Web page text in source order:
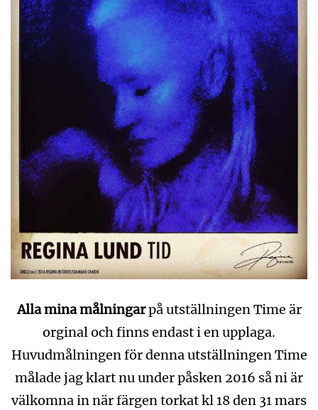
Alla mina målningarpå utställningen Time är
orginal och finns endast i en upplaga.
Huvudmålningen för denna utställningen Time
målade jag klart nu under påsken 2016 så ni är
välkomna in när färgen torkat kl 18 den 31 mars